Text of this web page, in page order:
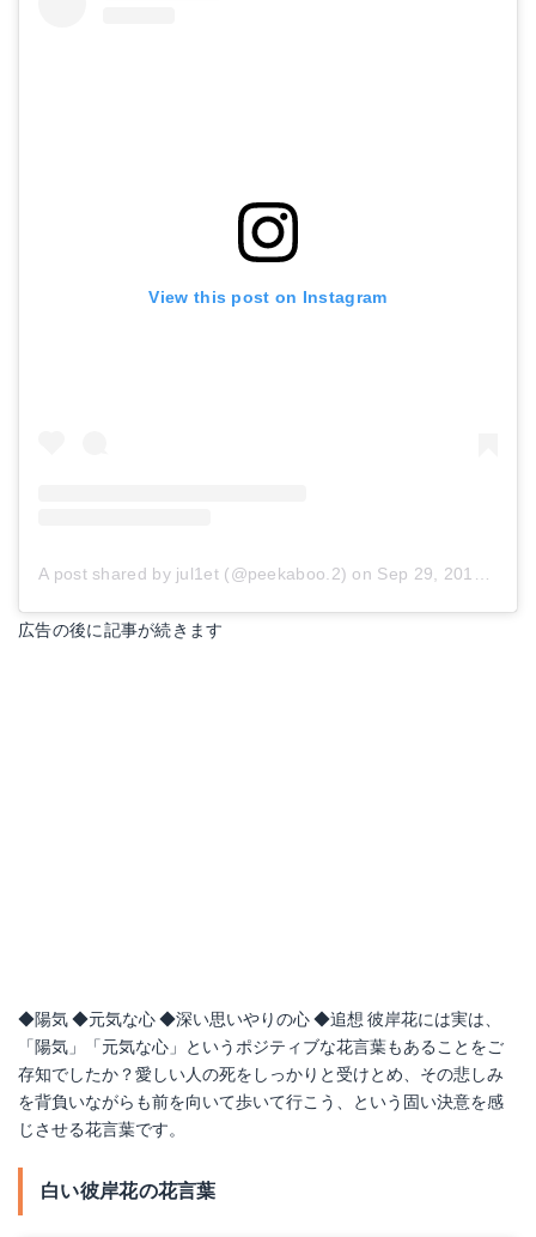
View this post on Instagram
A post shared by jul1et (@peekaboo.2) on Sep 29, 2017 at 4:54am PDT
広告の後に記事が続きます
◆陽気 ◆元気な心 ◆深い思いやりの心 ◆追想 彼岸花には実は、
「陽気」「元気な心」というポジティブな花言葉もあることをご
存知でしたか？愛しい人の死をしっかりと受けとめ、その悲しみ
を背負いながらも前を向いて歩いて行こう、という固い決意を感
じさせる花言葉です。
白い彼岸花の花言葉